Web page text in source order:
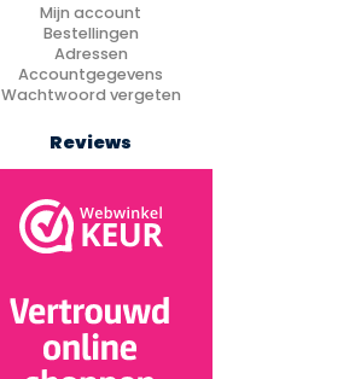
Mijn account
Bestellingen
Adressen
Accountgegevens
Wachtwoord vergeten
Reviews